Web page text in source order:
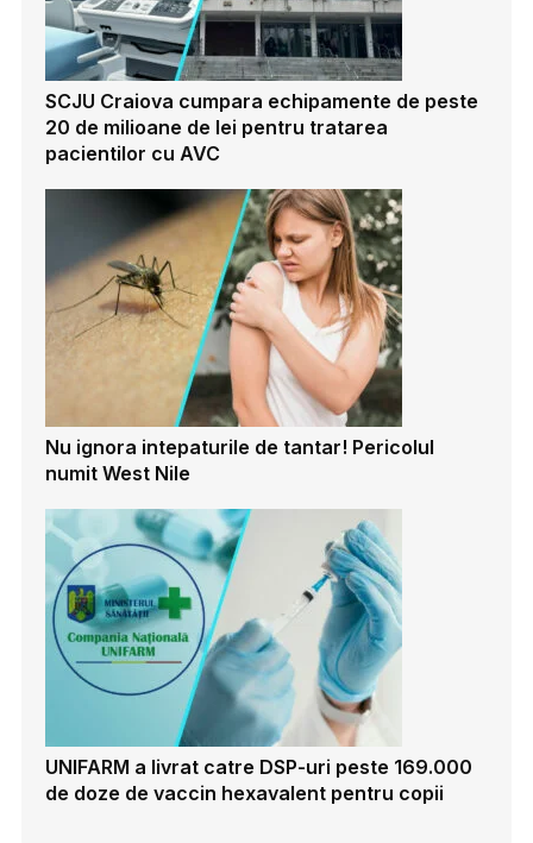
SCJU Craiova cumpara echipamente de peste
20 de milioane de lei pentru tratarea
pacientilor cu AVC
Nu ignora intepaturile de tantar! Pericolul
numit West Nile
UNIFARM a livrat catre DSP-uri peste 169.000
de doze de vaccin hexavalent pentru copii